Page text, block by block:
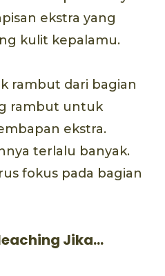
ekstra yang
kulit kepalamu.
rambut dari bagian
rambut untuk
ekstra.
terlalu banyak.
fokus pada bagian
Jika…